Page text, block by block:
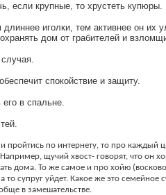
если крупные, то хрустеть купюры.
иголки, тем активнее он их
дом от грабителей и
спокойствие и защиту.
в спальне.
пройтись по интернету, то про каждый
щучий хвост- говорят, что он
дома. То же самое и про хойю
супруг уйдет. Какое же это семейное
в замешательстве.